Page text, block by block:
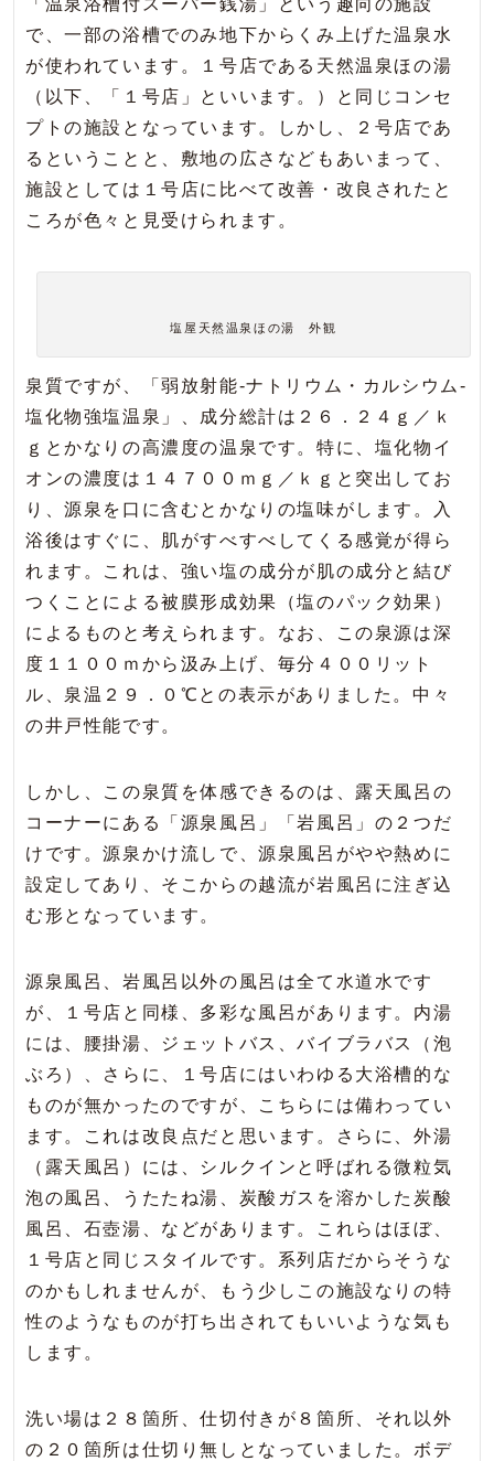
「温泉浴槽付スーパー銭湯」という趣向の施設
で、一部の浴槽でのみ地下からくみ上げた温泉水
が使われています。１号店である天然温泉ほの湯
（以下、「１号店」といいます。）と同じコンセ
プトの施設となっています。しかし、２号店であ
るということと、敷地の広さなどもあいまって、
施設としては１号店に比べて改善・改良されたと
ころが色々と見受けられます。
塩屋天然温泉ほの湯 外観
泉質ですが、「弱放射能‐ナトリウム・カルシウム‐
塩化物強塩温泉」、成分総計は２６．２４ｇ／ｋ
ｇとかなりの高濃度の温泉です。特に、塩化物イ
オンの濃度は１４７００ｍｇ／ｋｇと突出してお
り、源泉を口に含むとかなりの塩味がします。入
浴後はすぐに、肌がすべすべしてくる感覚が得ら
れます。これは、強い塩の成分が肌の成分と結び
つくことによる被膜形成効果（塩のパック効果）
によるものと考えられます。なお、この泉源は深
度１１００ｍから汲み上げ、毎分４００リット
ル、泉温２９．０℃との表示がありました。中々
の井戸性能です。
しかし、この泉質を体感できるのは、露天風呂の
コーナーにある「源泉風呂」「岩風呂」の２つだ
けです。源泉かけ流しで、源泉風呂がやや熱めに
設定してあり、そこからの越流が岩風呂に注ぎ込
む形となっています。
源泉風呂、岩風呂以外の風呂は全て水道水です
が、１号店と同様、多彩な風呂があります。内湯
には、腰掛湯、ジェットバス、バイブラバス（泡
ぶろ）、さらに、１号店にはいわゆる大浴槽的な
ものが無かったのですが、こちらには備わってい
ます。これは改良点だと思います。さらに、外湯
（露天風呂）には、シルクインと呼ばれる微粒気
泡の風呂、うたたね湯、炭酸ガスを溶かした炭酸
風呂、石壺湯、などがあります。これらはほぼ、
１号店と同じスタイルです。系列店だからそうな
のかもしれませんが、もう少しこの施設なりの特
性のようなものが打ち出されてもいいような気も
します。
洗い場は２８箇所、仕切付きが８箇所、それ以外
の２０箇所は仕切り無しとなっていました。ボデ